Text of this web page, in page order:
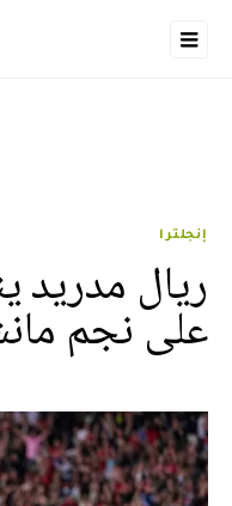
إنجلترا
ريال مدريد
على نجم